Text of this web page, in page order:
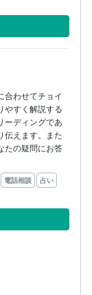
合わせてチョイ
やすく解説する
ーディングであ
伝えます。また
たの疑問にお答
電話相談
占い